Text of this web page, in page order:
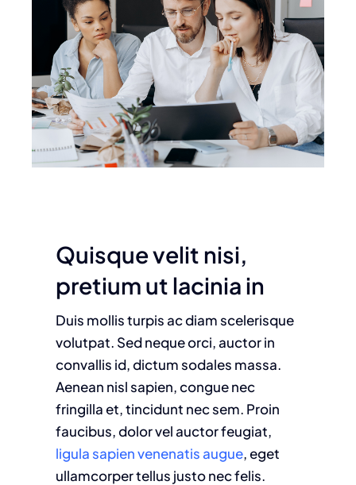
Quisque velit nisi,
pretium ut lacinia in
Duis mollis turpis ac diam scelerisque
volutpat. Sed neque orci, auctor in
convallis id, dictum sodales massa.
Aenean nisl sapien, congue nec
fringilla et, tincidunt nec sem. Proin
faucibus, dolor vel auctor feugiat,
ligula sapien venenatis augue, eget
ullamcorper tellus justo nec felis.